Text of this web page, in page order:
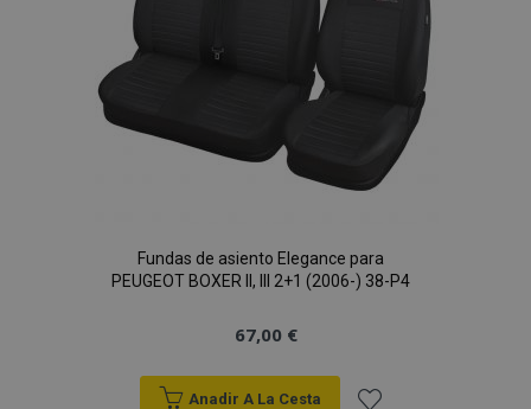
Fundas de asiento Elegance para
PEUGEOT BOXER II, III 2+1 (2006-) 38-P4
67,00 €
Anadir A La Cesta